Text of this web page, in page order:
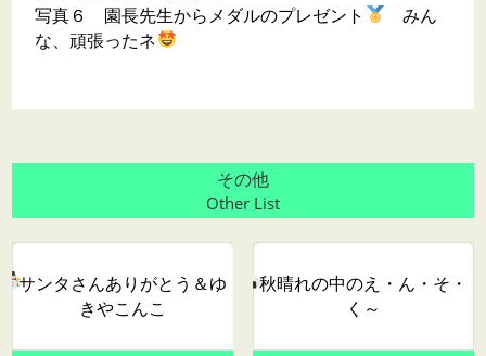
写真６ 園長先生からメダルのプレゼント
みん
な、頑張ったネ
その他
Other List
サンタさんありがとう ＆ゆ
きやこんこ
秋晴れの中のえ・ん・そ・
く～